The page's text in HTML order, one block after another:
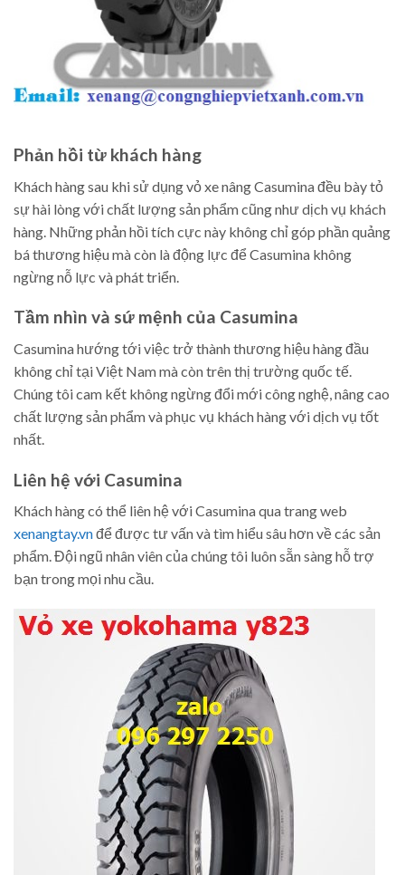
Phản hồi từ khách hàng
Khách hàng sau khi sử dụng vỏ xe nâng Casumina đều bày tỏ
sự hài lòng với chất lượng sản phẩm cũng như dịch vụ khách
hàng. Những phản hồi tích cực này không chỉ góp phần quảng
bá thương hiệu mà còn là động lực để Casumina không
ngừng nỗ lực và phát triển.
Tầm nhìn và sứ mệnh của Casumina
Casumina hướng tới việc trở thành thương hiệu hàng đầu
không chỉ tại Việt Nam mà còn trên thị trường quốc tế.
Chúng tôi cam kết không ngừng đổi mới công nghệ, nâng cao
chất lượng sản phẩm và phục vụ khách hàng với dịch vụ tốt
nhất.
Liên hệ với Casumina
Khách hàng có thể liên hệ với Casumina qua trang web
xenangtay.vnđể được tư vấn và tìm hiểu sâu hơn về các sản
phẩm. Đội ngũ nhân viên của chúng tôi luôn sẵn sàng hỗ trợ
bạn trong mọi nhu cầu.